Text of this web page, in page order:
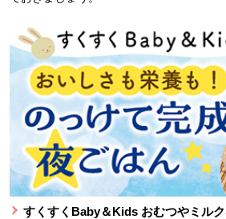
すくすくBaby＆Kids おむつやミルク